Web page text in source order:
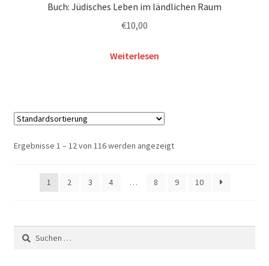
Buch: Jüdisches Leben im ländlichen Raum
€10,00
Weiterlesen
Ergebnisse 1 – 12 von 116 werden angezeigt
1 2 3 4 … 8 9 10
Suchen
nach: